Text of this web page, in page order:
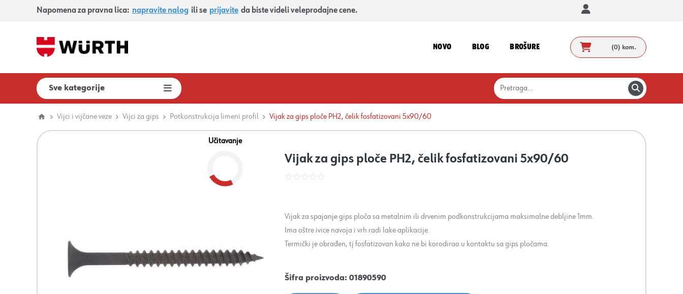
Napomena za pravna lica: napravite nalog ili se prijavite da biste videli veleprodajne cene.
NOVO BLOG BROŠURE (0) kom.
Sve kategorije
Vijci i vijčane veze Vijci za gips Potkonstrukcija limeni profil Vijak za gips ploče PH2, čelik fosfatizovani 5x90/60
Učitavanje
Vijak za gips ploče PH2, čelik fosfatizovani 5x90/60
Vijak za spajanje gips ploča sa metalnim ili drvenim podkonstrukcijama maksimalne debljine 1mm.
Ima oštre ivice navoja i vrh radi lake aplikacije.
Termički je obrađen, tj fosfatizovan kako ne bi korodirao u kontaktu sa gips pločama.
Šifra proizvoda: 01890590